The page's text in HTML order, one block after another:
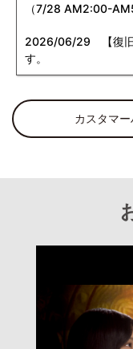
（7/28 AM2:00-
2026/06/29 【復
す。
カスタマ